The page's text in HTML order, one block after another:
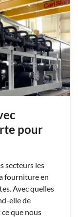
pour
secteurs les
fourniture en
Avec quelles
elle de
ce que nous